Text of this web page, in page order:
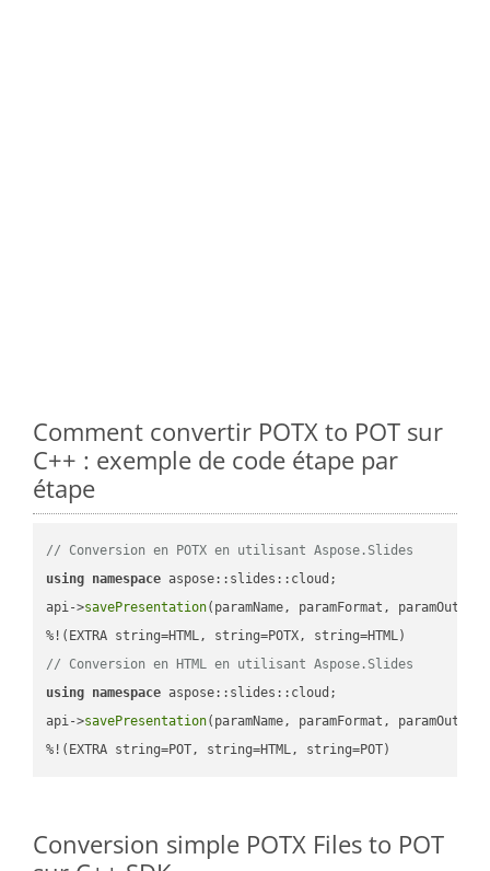
Comment convertir POTX to POT sur
C++ : exemple de code étape par
étape
// Conversion en POTX en utilisant Aspose.Slides
using namespace aspose::slides::cloud;
api->savePresentation(paramName, paramFormat,
// Conversion en HTML en utilisant Aspose.Slides
using namespace aspose::slides::cloud;
api->savePresentation(paramName, paramFormat,
%!(EXTRA string=POT, string=HTML, string=POT)
Conversion simple POTX Files to POT